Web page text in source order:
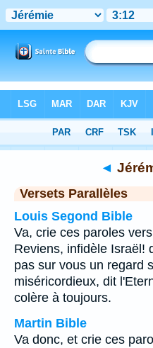
Chapitre 3> Verset 12
◄
Versets Parallèles
Louis Segond Bible
Va, crie ces paroles
Reviens, infidèle Israël!
pas sur vous un regard
miséricordieux, dit
colère à toujours.
Martin Bible
Va donc, et crie ces